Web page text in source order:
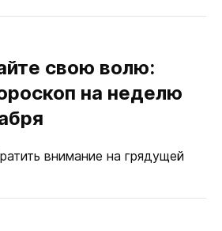
свою волю:
на неделю
внимание на грядущей